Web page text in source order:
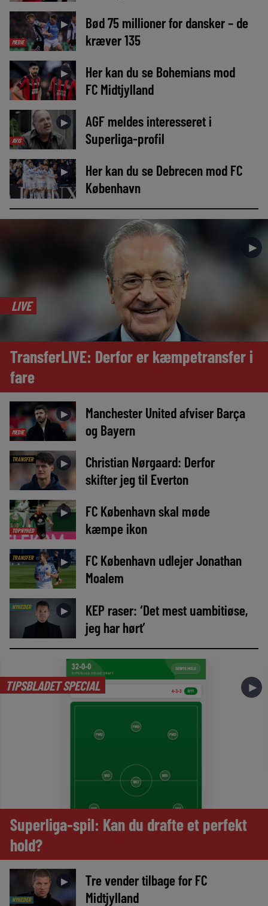
MEDIE
►
Bød 75 millioner for dansker – de
kræver 135
►
Her kan du se Bohemians mod
FC Midtjylland
AVIS
►
AGF meldes interesseret i
Superliga-profil
►
Her kan du se Debrecen mod FC
København
►
LIVE
TransferLIVE: Derfor er kæmpetransfer i
fare
MEDIE
►
Manchester United afviser Barça
og Bayern
TRANSFER ►
Christian Nørgaard: Derfor
skifter jeg til Everton
TOPNYHED
►
FC København skal møde
kæmpe ikon
TRANSFER ►
FC København udlejer Jonathan
Moalem
NYHEDER ►
KEP raser: ‘Det mest uambitiøse,
jeg har hørt’
TIPSBLADET SPECIAL ►
Superliga-spil: Kan du drafte et perfekt
hold?
NYHEDER
►
Tre vender tilbage for FC
Midtjylland